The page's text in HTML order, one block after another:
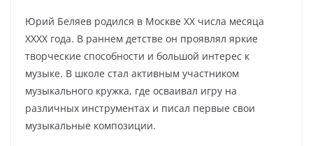
Юрий Беляев родился в Москве XX числа месяца
XXXX года. В раннем детстве он проявлял яркие
творческие способности и большой интерес к
музыке. В школе стал активным участником
музыкального кружка, где осваивал игру на
различных инструментах и писал первые свои
музыкальные композиции.